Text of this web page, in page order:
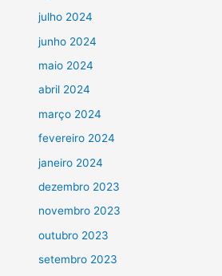
julho 2024
junho 2024
maio 2024
abril 2024
março 2024
fevereiro 2024
janeiro 2024
dezembro 2023
novembro 2023
outubro 2023
setembro 2023